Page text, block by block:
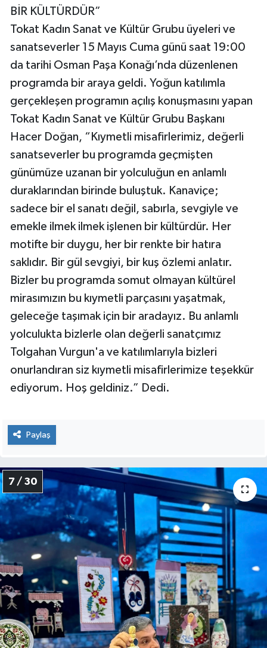
BİR KÜLTÜRDÜR”
Tokat Kadın Sanat ve Kültür Grubu üyeleri ve
sanatseverler 15 Mayıs Cuma günü saat 19:00
da tarihi Osman Paşa Konağı’nda düzenlenen
programda bir araya geldi. Yoğun katılımla
gerçekleşen programın açılış konuşmasını yapan
Tokat Kadın Sanat ve Kültür Grubu Başkanı
Hacer Doğan, “Kıymetli misafirlerimiz, değerli
sanatseverler bu programda geçmişten
günümüze uzanan bir yolculuğun en anlamlı
duraklarından birinde buluştuk. Kanaviçe;
sadece bir el sanatı değil, sabırla, sevgiyle ve
emekle ilmek ilmek işlenen bir kültürdür. Her
motifte bir duygu, her bir renkte bir hatıra
saklıdır. Bir gül sevgiyi, bir kuş özlemi anlatır.
Bizler bu programda somut olmayan kültürel
mirasımızın bu kıymetli parçasını yaşatmak,
geleceğe taşımak için bir aradayız. Bu anlamlı
yolculukta bizlerle olan değerli sanatçımız
Tolgahan Vurgun'a ve katılımlarıyla bizleri
onurlandıran siz kıymetli misafirlerimize teşekkür
ediyorum. Hoş geldiniz.” Dedi.
Paylaş
7 / 30